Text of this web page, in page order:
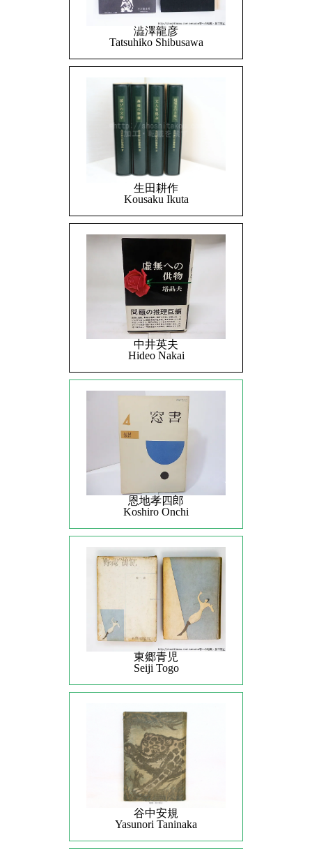
澁澤龍彦
Tatsuhiko Shibusawa
生田耕作
Kousaku Ikuta
中井英夫
Hideo Nakai
恩地孝四郎
Koshiro Onchi
東郷青児
Seiji Togo
谷中安規
Yasunori Taninaka